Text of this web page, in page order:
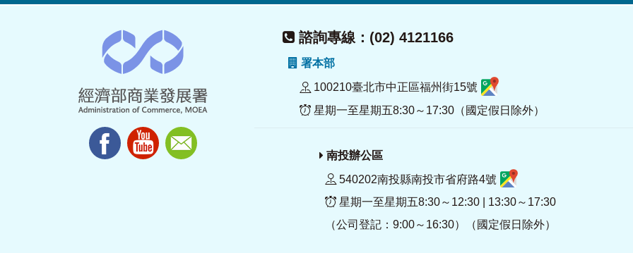
諮詢專線：(02) 4121166
署本部
100210臺北市中正區福州街15號
星期一至星期五8:30～17:30（國定假日除外）
南投辦公區
540202南投縣南投市省府路4號
星期一至星期五8:30～12:30 | 13:30～17:30
（公司登記：9:00～16:30）（國定假日除外）